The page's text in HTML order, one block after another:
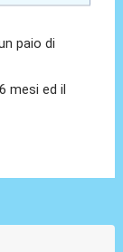
paio di
mesi ed il